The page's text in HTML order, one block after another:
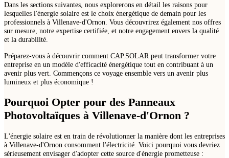
Dans les sections suivantes, nous explorerons en détail les raisons pour
lesquelles l'énergie solaire est le choix énergétique de demain pour les
professionnels à Villenave-d'Ornon. Vous découvrirez également nos offres
sur mesure, notre expertise certifiée, et notre engagement envers la qualité
et la durabilité.
Préparez-vous à découvrir comment CAP.SOLAR peut transformer votre
entreprise en un modèle d'efficacité énergétique tout en contribuant à un
avenir plus vert. Commençons ce voyage ensemble vers un avenir plus
lumineux et plus économique !
Pourquoi Opter pour des Panneaux
Photovoltaïques à Villenave-d'Ornon ?
L'énergie solaire est en train de révolutionner la manière dont les entreprises
à Villenave-d'Ornon consomment l'électricité. Voici pourquoi vous devriez
sérieusement envisager d'adopter cette source d'énergie prometteuse :